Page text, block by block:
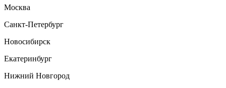
Москва
Санкт-Петербург
Новосибирск
Екатеринбург
Нижний Новгород